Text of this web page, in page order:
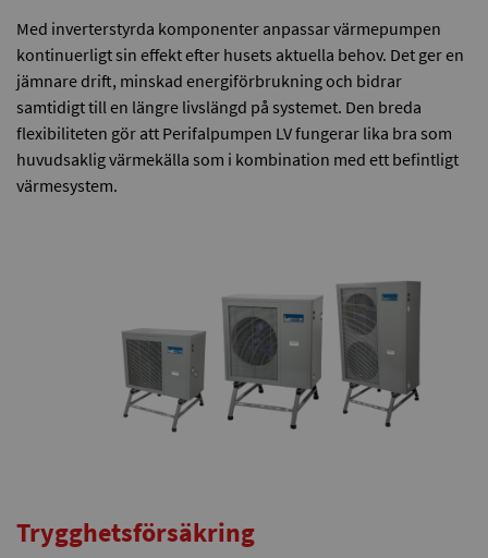
Med inverterstyrda komponenter anpassar värmepumpen
kontinuerligt sin effekt efter husets aktuella behov. Det ger en
jämnare drift, minskad energiförbrukning och bidrar
samtidigt till en längre livslängd på systemet. Den breda
flexibiliteten gör att Perifalpumpen LV fungerar lika bra som
huvudsaklig värmekälla som i kombination med ett befintligt
värmesystem.
Trygghetsförsäkring